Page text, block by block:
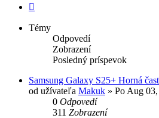
Témy
Odpovedí
Zobrazení
Posledný príspevok
Samsung Galaxy S25+ Horná
od užívateľa Makuk » Po Aug
0 Odpovedí
311 Zobrazení